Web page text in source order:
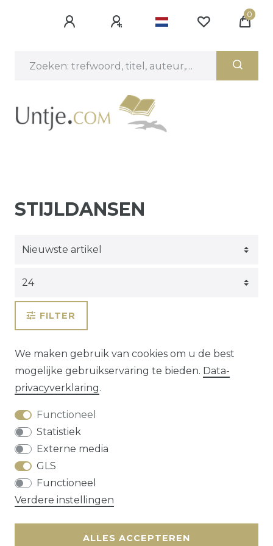
0
STIJLDANSEN
FILTER
We maken gebruik van cookies om u de best
mogelijke gebruikservaring te bieden. Data­
privacy­verklaring.
Functioneel
Statistiek
Externe media
GLS
Functioneel
Verdere instellingen
ALLES ACCEPTEREN